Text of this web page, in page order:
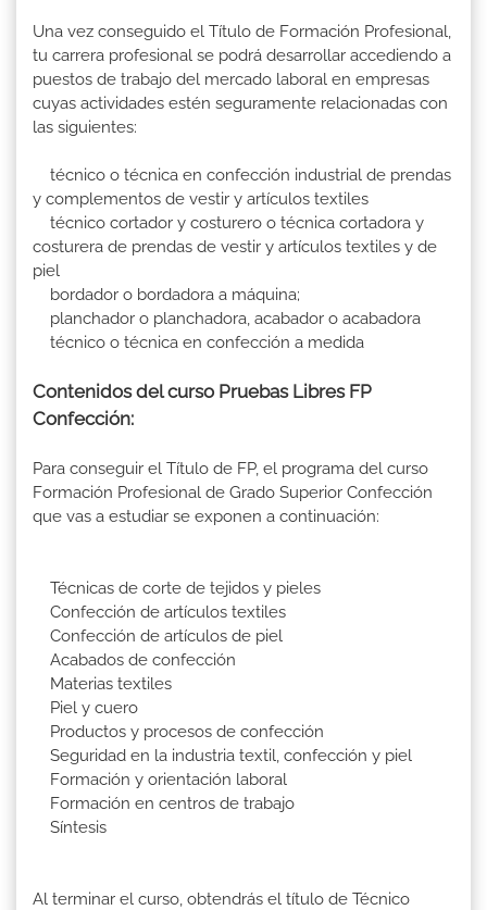
Una vez conseguido el Título de Formación Profesional,
tu carrera profesional se podrá desarrollar accediendo a
puestos de trabajo del mercado laboral en empresas
cuyas actividades estén seguramente relacionadas con
las siguientes:
técnico o técnica en confección industrial de prendas
y complementos de vestir y artículos textiles
técnico cortador y costurero o técnica cortadora y
costurera de prendas de vestir y artículos textiles y de
piel
bordador o bordadora a máquina;
planchador o planchadora, acabador o acabadora
técnico o técnica en confección a medida
Contenidos del curso Pruebas Libres FP
Confección:
Para conseguir el Título de FP, el programa del curso
Formación Profesional de Grado Superior Confección
que vas a estudiar se exponen a continuación:
Técnicas de corte de tejidos y pieles
Confección de artículos textiles
Confección de artículos de piel
Acabados de confección
Materias textiles
Piel y cuero
Productos y procesos de confección
Seguridad en la industria textil, confección y piel
Formación y orientación laboral
Formación en centros de trabajo
Síntesis
Al terminar el curso, obtendrás el título de Técnico